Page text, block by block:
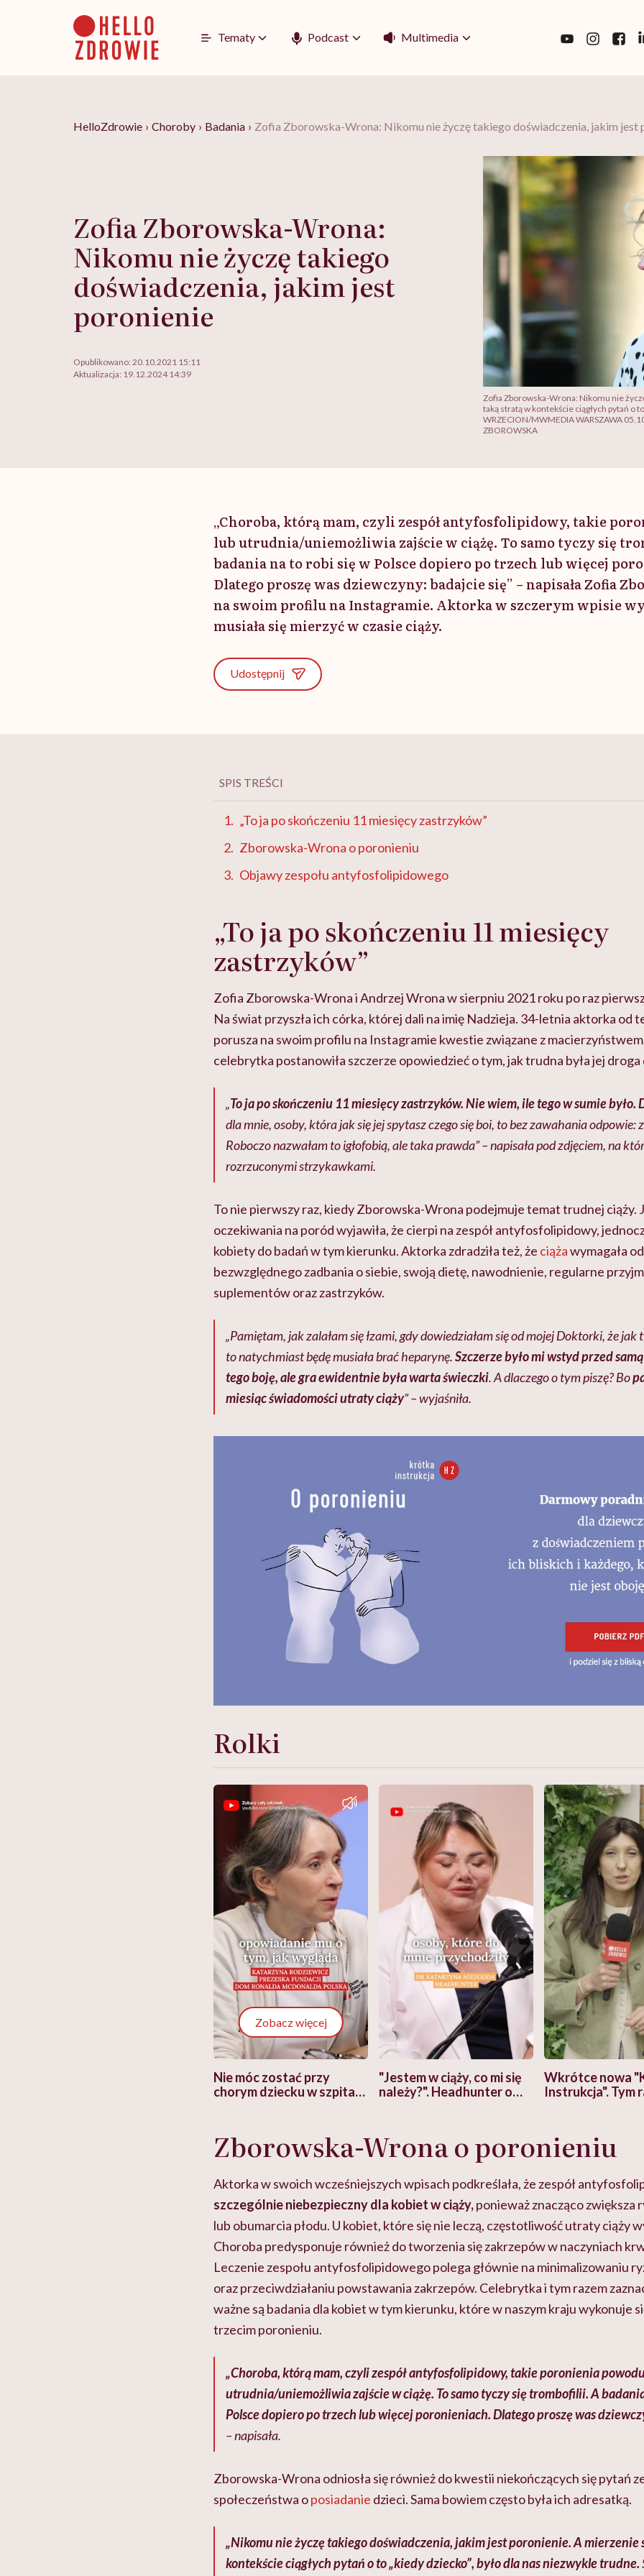
Tematy Podcast Multimedia
HelloZdrowie › Choroby › Badania › Zofia Zborowska-Wrona: Nikomu nie życzę takiego doświadczenia, jakim jest
Zofia Zborowska-Wrona:
Nikomu nie życzę takiego
doświadczenia, jakim jest
poronienie
Opublikowano: 20.10.2021 15:11
Aktualizacja: 19.12.2024 14:39
Zofia Zborowska-Wrona: Nikomu nie
taką stratą w kontekście ciągłych pytań o
WRZECION/MWMEDIA WARSZAWA
ZBOROWSKA
„Choroba, którą mam, czyli zespół antyfosfolipidowy, takie
lub utrudnia/uniemożliwia zajście w ciążę. To samo tyczy się
badania na to robi się w Polsce dopiero po trzech lub więcej
Dlatego proszę was dziewczyny: badajcie się” – napisała Zofia
na swoim profilu na Instagramie. Aktorka w szczerym wpisie
musiała się mierzyć w czasie ciąży.
Udostępnij
SPIS TREŚCI
„To ja po skończeniu 11 miesięcy zastrzyków”
Zborowska-Wrona o poronieniu
Objawy zespołu antyfosfolipidowego
„To ja po skończeniu 11 miesięcy
zastrzyków”
Zofia Zborowska-Wrona i Andrzej Wrona w sierpniu 2021 roku po raz
Na świat przyszła ich córka, której dali na imię Nadzieja. 34-letnia aktorka od
porusza na swoim profilu na Instagramie kwestie związane z
celebrytka postanowiła szczerze opowiedzieć o tym, jak trudna była jej droga
„To ja po skończeniu 11 miesięcy zastrzyków. Nie wiem, ile tego w sumie było.
dla mnie, osoby, która jak się jej spytasz czego się boi, to bez zawahania odpowie:
Roboczo nazwałam to igłofobią, ale taka prawda” – napisała pod zdjęciem, na
rozrzuconymi strzykawkami.
To nie pierwszy raz, kiedy Zborowska-Wrona podejmuje temat trudnej ciąży.
oczekiwania na poród wyjawiła, że cierpi na zespół antyfosfolipidowy,
kobiety do badań w tym kierunku. Aktorka zdradziła też, że ciążawymagała
bezwzględnego zadbania o siebie, swoją dietę, nawodnienie, regularne
suplementów oraz zastrzyków.
„Pamiętam, jak zalałam się łzami, gdy dowiedziałam się od mojej Doktorki, że jak
to natychmiast będę musiała brać heparynę.Szczerze było mi wstyd przed
tego boję, ale gra ewidentnie była warta świeczki. A dlaczego o tym piszę? Bo
miesiąc świadomości utraty ciąży” – wyjaśniła.
Rolki
Zobacz więcej
Nie móc zostać przy
chorym dziecku w szpitalu
głupota i brak wyobraźni"
"Jestem w ciąży, co mi się
należy?". Headhunter o
pracy
Wkrótce nowa
Instrukcja". Tym
ekspercki
Zborowska-Wrona o poronieniu
Aktorka w swoich wcześniejszych wpisach podkreślała, że zespół
szczególnie niebezpieczny dla kobiet w ciąży,ponieważ znacząco zwiększa
lub obumarcia płodu. U kobiet, które się nie leczą, częstotliwość utraty ciąży
Choroba predysponuje również do tworzenia się zakrzepów w naczyniach
Leczenie zespołu antyfosfolipidowego polega głównie na minimalizowaniu
oraz przeciwdziałaniu powstawania zakrzepów. Celebrytka i tym razem
ważne są badania dla kobiet w tym kierunku, które w naszym kraju wykonuje
trzecim poronieniu.
„Choroba, którą mam, czyli zespół antyfosfolipidowy, takie poronienia
utrudnia/uniemożliwia zajście w ciążę. To samo tyczy się trombofilii.A
Polsce dopiero po trzech lub więcej poronieniach.Dlatego proszę was
– napisała.
Zborowska-Wrona odniosła się również do kwestii niekończących się pytań
społeczeństwa oposiadanie dzieci. Sama bowiem często była ich adresatką.
„Nikomu nie życzę takiego doświadczenia, jakim jest poronienie. A mierzenie
kontekście ciągłych pytań o to „kiedy dziecko”, było dla nas niezwykle trudne.